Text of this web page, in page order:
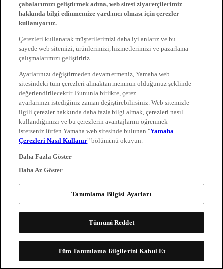
çabalarımızı geliştirmek adına, web sitesi ziyaretçilerimiz
hakkında bilgi edinmemize yardımcı olması için çerezler
kullanıyoruz.
Çerezleri kullanarak müşterilerimizi daha iyi anlarız ve bu
sayede web sitemizi, ürünlerimizi, hizmetlerimizi ve pazarlama
çalışmalarımızı geliştiririz.
Ayarlarınızı değiştirmeden devam etmeniz, Yamaha web
sitesindeki tüm çerezleri almaktan memnun olduğunuz şeklinde
değerlendirilecektir. Bununla birlikte, çerez
ayarlarınızı istediğiniz zaman değiştirebilirsiniz. Web sitemizle
ilgili çerezler hakkında daha fazla bilgi almak, çerezleri nasıl
kullandığımızı ve bu çerezlerin avantajlarını öğrenmek
isterseniz lütfen Yamaha web sitesinde bulunan "Yamaha
Çerezleri Nasıl Kullanır" bölümünü okuyun.
Daha Fazla Göster
Daha Az Göster
Tanımlama Bilgisi Ayarları
Tümünü Reddet
Tüm Tanımlama Bilgilerini Kabul Et